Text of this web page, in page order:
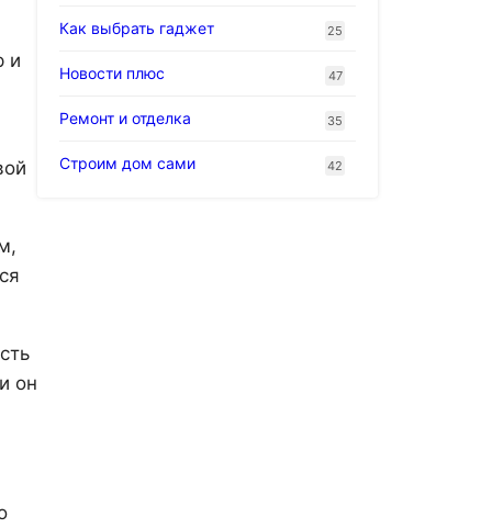
и
он
Как выбрать гаджет 25
Новости плюс 47
Ремонт и отделка 35
Строим дом сами 42